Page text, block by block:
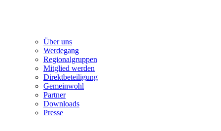
Über uns
Werdegang
Regionalgruppen
Mitglied werden
Direktbeteiligung
Gemeinwohl
Partner
Downloads
Presse